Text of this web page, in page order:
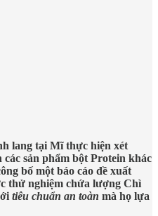
lang tại Mĩ thực hiện xét
sản phẩm bột Protein khác
bố một báo cáo đề xuất
thử nghiệm chứa lượng Chì
tiêu chuẩn an toàn mà họ lựa